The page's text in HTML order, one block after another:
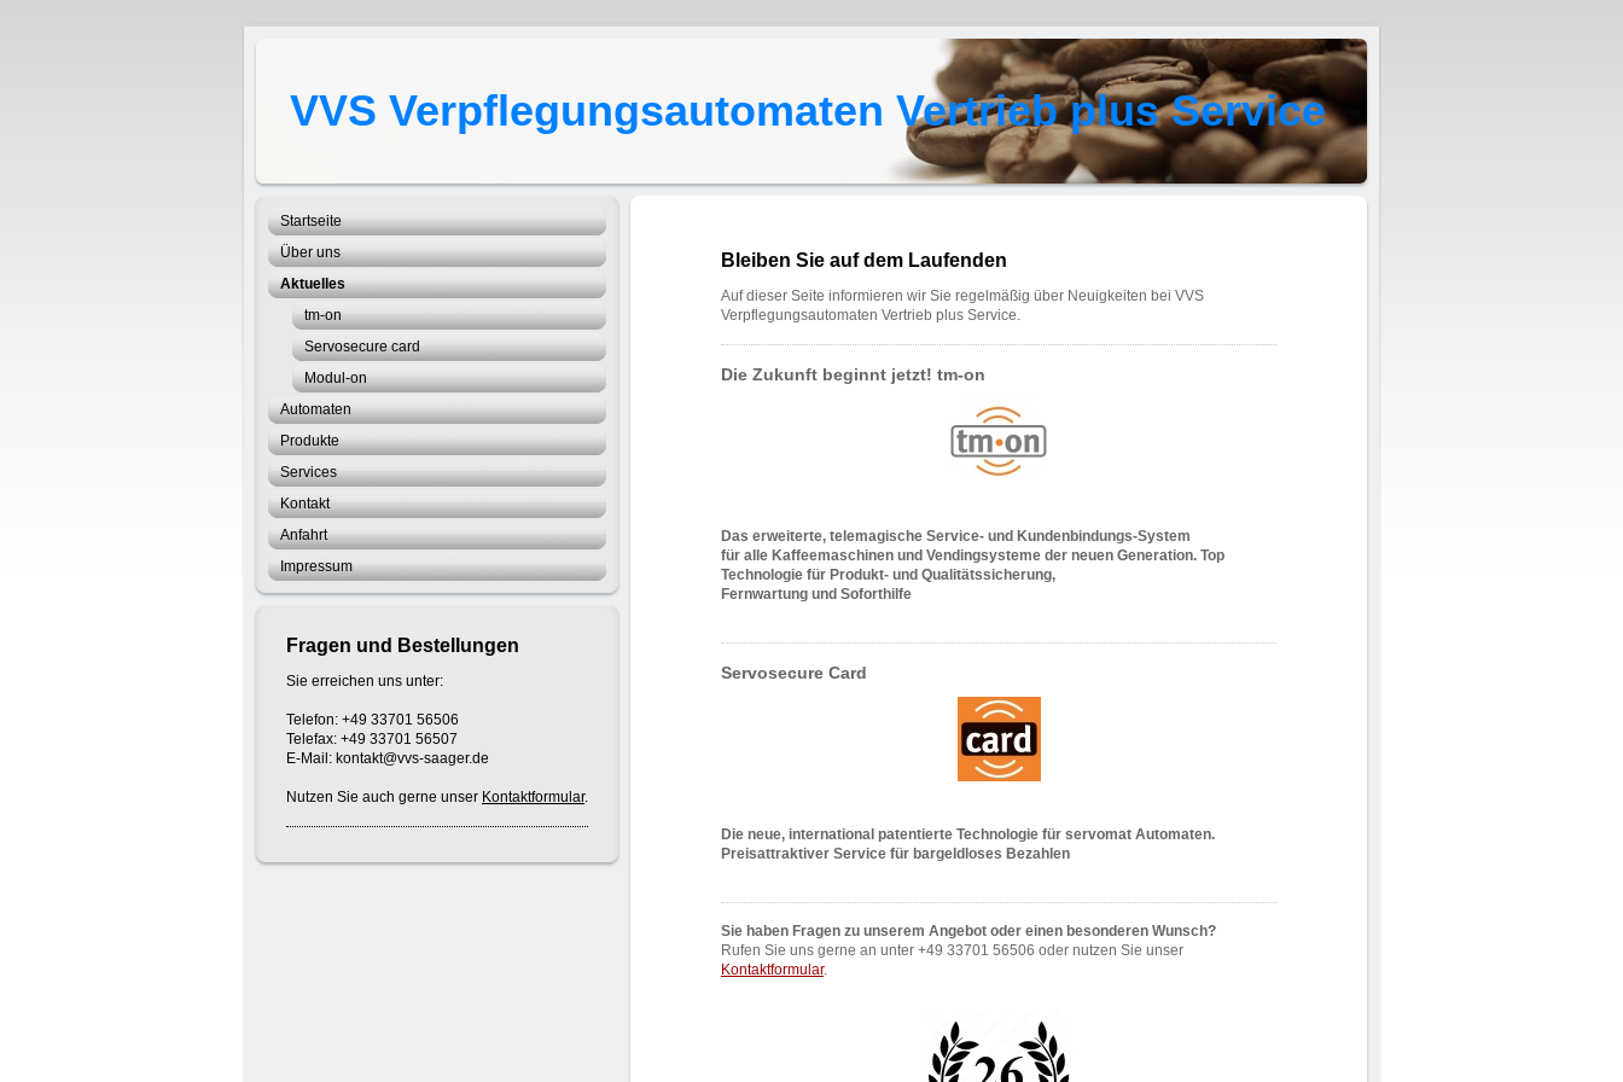
VVS Verpflegungsautomaten Vertrieb plus Service
Startseite
Über uns
Aktuelles
tm-on
Servosecure card
Modul-on
Automaten
Produkte
Services
Kontakt
Anfahrt
Impressum
Fragen und Bestellungen
Sie erreichen uns unter:
Telefon: +49 33701 56506
Telefax: +49 33701 56507
E-Mail: kontakt@vvs-saager.de
Nutzen Sie auch gerne unser Kontaktformular.
Bleiben Sie auf dem Laufenden
Auf dieser Seite informieren wir Sie regelmäßig über Neuigkeiten bei VVS
Verpflegungsautomaten Vertrieb plus Service.
Die Zukunft beginnt jetzt! tm-on
Das erweiterte, telemagische Service- und Kundenbindungs-System
für alle Kaffeemaschinen und Vendingsysteme der neuen Generation. Top
Technologie für Produkt- und Qualitätssicherung,
Fernwartung und Soforthilfe
Servosecure Card
Die neue, international patentierte Technologie für servomat Automaten.
Preisattraktiver Service für bargeldloses Bezahlen
Sie haben Fragen zu unserem Angebot oder einen besonderen Wunsch?
Rufen Sie uns gerne an unter +49 33701 56506 oder nutzen Sie unser
Kontaktformular.